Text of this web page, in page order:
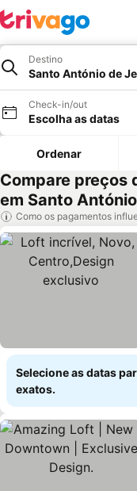
Destino
Santo António de
Check-in/out
Escolha as datas
Ordenar
Compare preços
em Santo
Como os pagamentos
Selecione as datas
exatos.